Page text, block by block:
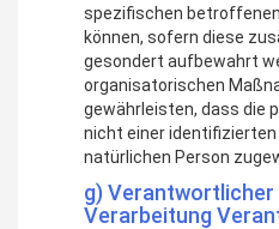
spezifischen
können, sofern diese
gesondert aufbewahrt
organisatorischen
gewährleisten, dass die
nicht einer
natürlichen Person
g)
Verarbeitung